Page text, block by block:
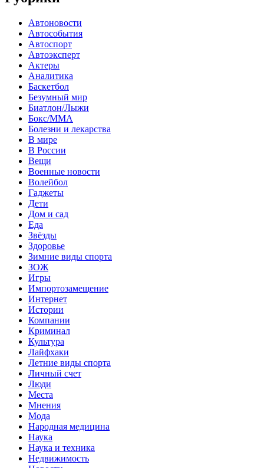
Автоновости
Автособытия
Автоспорт
Автоэксперт
Актеры
Аналитика
Баскетбол
Безумный мир
Биатлон/Лыжи
Бокс/MMA
Болезни и лекарства
В мире
В России
Вещи
Военные новости
Волейбол
Гаджеты
Дети
Дом и сад
Еда
Звёзды
Здоровье
Зимние виды спорта
ЗОЖ
Игры
Импортозамещение
Интернет
Истории
Компании
Криминал
Культура
Лайфхаки
Летние виды спорта
Личный счет
Люди
Места
Мнения
Мода
Народная медицина
Наука
Наука и техника
Недвижимость